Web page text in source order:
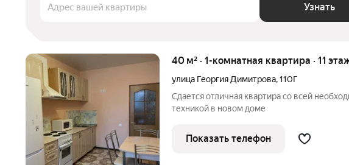
Адрес вашей квартиры Узнать
40 м² · 1-комнатная квартира · 11
улица Георгия Димитрова,110Г
Сдается отличная квартира со всей
техникой в новом доме
Показать телефон